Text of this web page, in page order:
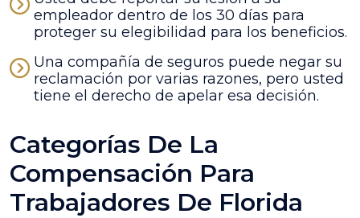
empleador dentro de los 30 días para
proteger su elegibilidad para los beneficios.
Una compañía de seguros puede negar su
reclamación por varias razones, pero usted
tiene el derecho de apelar esa decisión.
Categorías De La
Compensación Para
Trabajadores De Florida